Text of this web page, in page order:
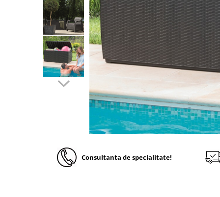
Solutii de curatare si tratare
Schimbatoare de caldura
Pompe de caldura
Contoare energie termica
Sisteme de degivrare
Incalzitoare pe motorina / gaz
Distribuitoare si butelii de
Pompe de circulatie si accesorii
Vase de expansiune termice
Detectoare si regulatoare de gaz si
Consultanta de specialitate!